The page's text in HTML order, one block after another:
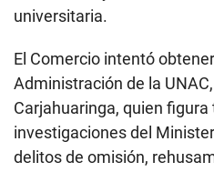
universitaria.
El Comercio intentó
Administración de la
Carjahuaringa, quien
investigaciones del
delitos de omisión,